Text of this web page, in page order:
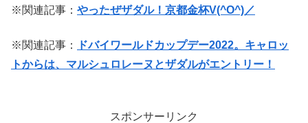
※関連記事： やったぜザダル！京都金杯V(^O^)／
※関連記事：
ドバイワールドカップデー2022。キャロッ
トからは、マルシュロレーヌとザダルがエントリー！
スポンサーリンク